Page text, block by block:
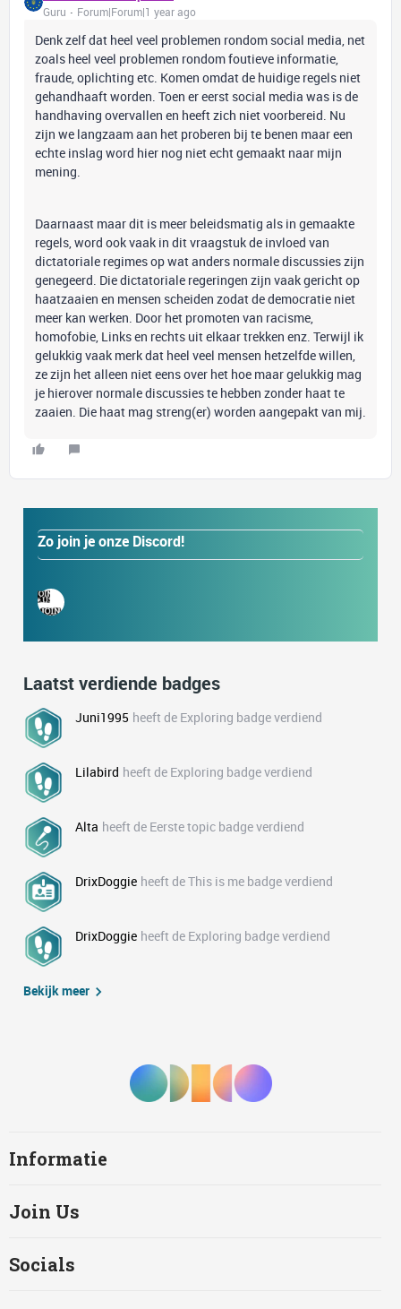
Guru Forum|Forum|1 year ago
Denk zelf dat heel veel problemen rondom social media, net
zoals heel veel problemen rondom foutieve informatie,
fraude, oplichting etc. Komen omdat de huidige regels niet
gehandhaaft worden. Toen er eerst social media was is de
handhaving overvallen en heeft zich niet voorbereid. Nu
zijn we langzaam aan het proberen bij te benen maar een
echte inslag word hier nog niet echt gemaakt naar mijn
mening.
Daarnaast maar dit is meer beleidsmatig als in gemaakte
regels, word ook vaak in dit vraagstuk de invloed van
dictatoriale regimes op wat anders normale discussies zijn
genegeerd. Die dictatoriale regeringen zijn vaak gericht op
haatzaaien en mensen scheiden zodat de democratie niet
meer kan werken. Door het promoten van racisme,
homofobie, Links en rechts uit elkaar trekken enz. Terwijl ik
gelukkig vaak merk dat heel veel mensen hetzelfde willen,
ze zijn het alleen niet eens over het hoe maar gelukkig mag
je hierover normale discussies te hebben zonder haat te
zaaien. Die haat mag streng(er) worden aangepakt van mij.
Zo join je onze Discord!
Laatst verdiende badges
Juni1995 heeft de Exploring badge verdiend
Lilabird heeft de Exploring badge verdiend
Alta heeft de Eerste topic badge verdiend
DrixDoggie heeft de This is me badge verdiend
DrixDoggie heeft de Exploring badge verdiend
Bekijk meer
Informatie
Join Us
Socials